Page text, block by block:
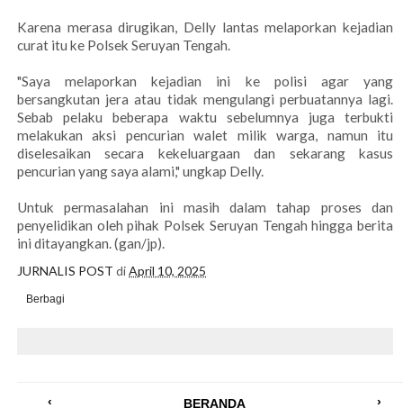
Karena merasa dirugikan, Delly lantas melaporkan kejadian
curat itu ke Polsek Seruyan Tengah.
"Saya melaporkan kejadian ini ke polisi agar yang
bersangkutan jera atau tidak mengulangi perbuatannya lagi.
Sebab pelaku beberapa waktu sebelumnya juga terbukti
melakukan aksi pencurian walet milik warga, namun itu
diselesaikan secara kekeluargaan dan sekarang kasus
pencurian yang saya alami," ungkap Delly.
Untuk permasalahan ini masih dalam tahap proses dan
penyelidikan oleh pihak Polsek Seruyan Tengah hingga berita
ini ditayangkan. (gan/jp).
JURNALIS POST diApril 10, 2025
Berbagi
‹ ›
BERANDA